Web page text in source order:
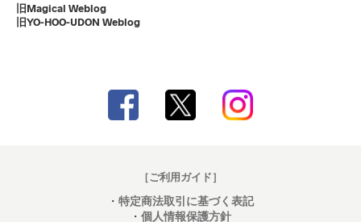
旧Magical Weblog
旧YO-HOO-UDON Weblog
［ご利用ガイド］
・ 特定商法取引に基づく表記
・ 個人情報保護方針